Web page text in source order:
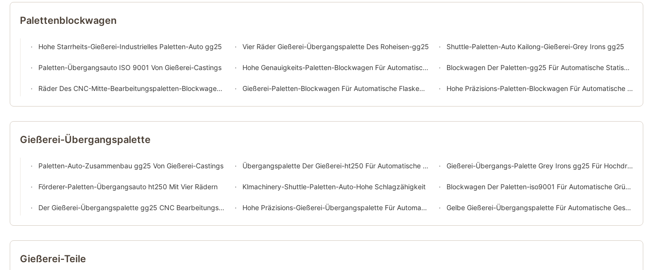
Palettenblockwagen
Hohe Starrheits-Gießerei-Industrielles Paletten-Auto gg25 Vier Räder Gießerei-Übergangspalette Des Roheisen-gg25 Shuttle-Paletten-Auto Kailong-Gießerei-Grey Irons gg25
Paletten-Übergangsauto ISO 9001 Von Gießerei-Castings Hohe Genauigkeits-Paletten-Blockwagen Für Automatische Grüne Sand-Formteil-Linie Blockwagen Der Paletten-gg25 Für Automatische Statischer Druck-Formteil-Linie
Räder Des CNC-Mitte-Bearbeitungspaletten-Blockwagen-gg25 Vier Gießerei-Paletten-Blockwagen Für Automatische Flasked-Formteil-Linie Hohe Präzisions-Paletten-Blockwagen Für Automatische Hochdruckgestaltungs-Linie
Gießerei-Übergangspalette
Paletten-Auto-Zusammenbau gg25 Von Gießerei-Castings Übergangspalette Der Gießerei-ht250 Für Automatische Statischer Druck-Formteil-Linie Gießerei-Übergangs-Palette Grey Irons gg25 Für Hochdruck-Flasked-Formteil-Linie
Förderer-Paletten-Übergangsauto ht250 Mit Vier Rädern Klmachinery-Shuttle-Paletten-Auto-Hohe Schlagzähigkeit Blockwagen Der Paletten-iso9001 Für Automatische Grüne Sand-Formteil-Linie
Der Gießerei-Übergangspalette gg25 CNC Bearbeitungsschweißender Stahl Hohe Präzisions-Gießerei-Übergangspalette Für Automatische Kilowatt-Formteil-Linie Gelbe Gießerei-Übergangspalette Für Automatische Gestaltungs-Hochdrucklinie
Gießerei-Teile